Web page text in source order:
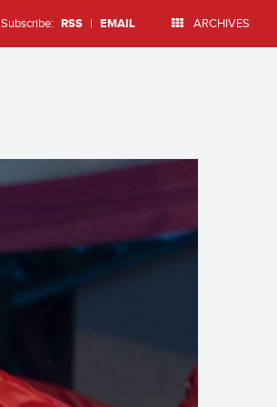
Subscribe: RSS | EMAIL ARCHIVES